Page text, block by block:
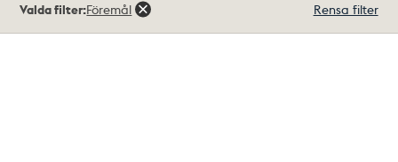
träffar
Valda filter:Föremål Rensa filter